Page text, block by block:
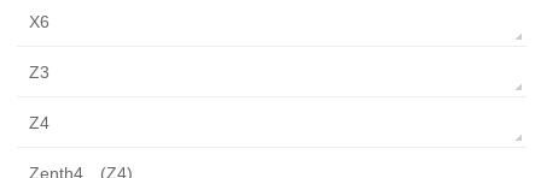
X6
Z3
Z4
Zenth4 (Z4)